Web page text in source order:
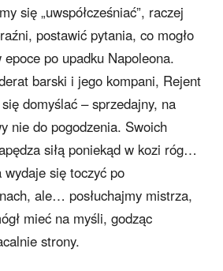
się „uwspółcześniać”, raczej
postawić pytania, co mogło
po upadku Napoleona.
barski i jego kompani, Rejent
domyślać – sprzedajny, na
nie do pogodzenia. Swoich
siłą poniekąd w kozi róg…
się toczyć po
ale… posłuchajmy mistrza,
mieć na myśli, godząc
strony.